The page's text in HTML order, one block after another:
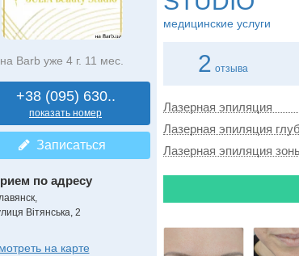
на Barb уже 4 г. 11 мес.
+38 (095) 630..
показать номер
Записаться
по адресу
Вітянська, 2
на карте
медицинские услуги
2 отзыва
Лазерная эпиляция
Лазерная эпиляция
Лазерная эпиляция